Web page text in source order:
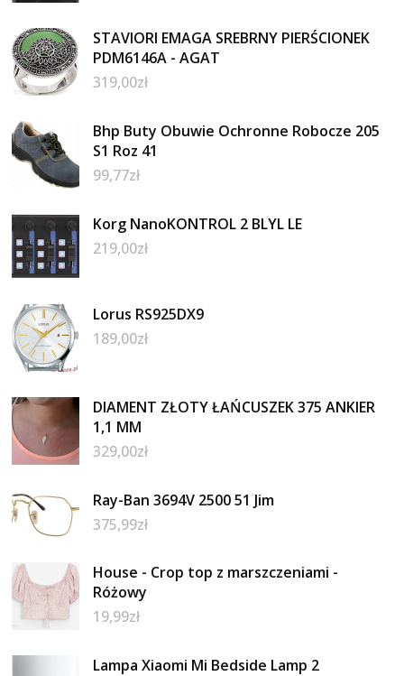
STAVIORI EMAGA SREBRNY PIERŚCIONEK
PDM6146A - AGAT
319,00zł
Bhp Buty Obuwie Ochronne Robocze 205
S1 Roz 41
99,77zł
Korg NanoKONTROL 2 BLYL LE
219,00zł
Lorus RS925DX9
189,00zł
DIAMENT ZŁOTY ŁAŃCUSZEK 375 ANKIER
1,1 MM
329,00zł
Ray-Ban 3694V 2500 51 Jim
375,99zł
House - Crop top z marszczeniami -
Różowy
19,99zł
Lampa Xiaomi Mi Bedside Lamp 2